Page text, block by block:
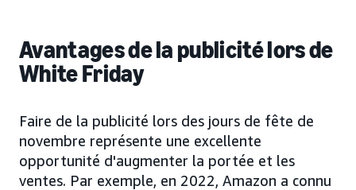
Avantages de la publicité lors de
White Friday
Faire de la publicité lors des jours de fête de
novembre représente une excellente
opportunité d'augmenter la portée et les
ventes. Par exemple, en 2022, Amazon a connu